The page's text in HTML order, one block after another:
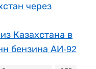
через
Казахстана в
бензина АИ-92